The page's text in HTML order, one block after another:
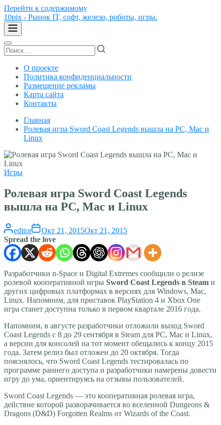
Перейти к содержимому
10pix - Рынок IT, софт, железо, роботы, игры.
О проекте
Политика конфиденциальности
Размещение рекламы
Карта сайта
Контакты
Главная
Ролевая игра Sword Coast Legends вышла на PC, Mac и
Linux
Игры
Ролевая игра Sword Coast Legends
вышла на PC, Mac и Linux
editor Окт 21, 2015Окт 21, 2015
Spread the love
Разработчики n-Space и Digital Extremes сообщили о релизе
ролевой кооперативной игры Sword Coast Legends в Steam и
других цифровых платформах в версиях для Windows, Mac,
Linux. Напомним, для приставок PlayStation 4 и Xbox One
игра станет доступна только в первом квартале 2016 года.
Напомним, в августе разработчики отложили выход Sword
Coast Legends с 8 до 29 сентября в Steam для PC, Mac и Linux,
а версии для консолей на тот момент обещались к концу 2015
года. Затем релиз был отложен до 20 октября. Тогда
пояснялось, что Sword Coast Legends тестировалась по
программе раннего доступа и разработчики намерены довести
игру до ума, ориентируясь на отзывы пользователей.
Sword Coast Legends — это кооперативная ролевая игра,
действие которой разворачивается во вселенной Dungeons &
Dragons (D&D) Forgotten Realms от Wizards of the Coast.